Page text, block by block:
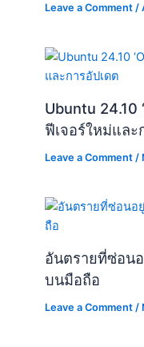
Leave a Comment /
Ubuntu 24.10
ฟีเจอร์ใหม่และ
Leave a Comment /
อันตรายที่ซ่อน
บนมือถือ
Leave a Comment /